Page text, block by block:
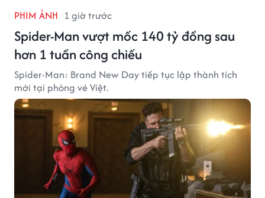
PHIM ẢNH 1 giờ trước
Spider-Man vượt mốc 140 tỷ đồng sau
hơn 1 tuần công chiếu
Spider-Man: Brand New Day tiếp tục lập thành tích
mới tại phòng vé Việt.